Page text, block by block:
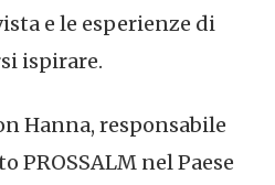
e le esperienze di
ispirare.
Hanna, responsabile
PROSSALM nel Paese